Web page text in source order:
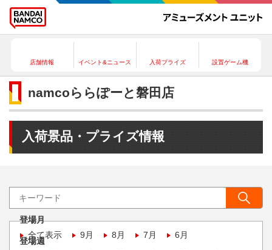
店舗情報 イベント&ニュース 入荷プライズ 設置ゲーム機
namcoららぽーと磐田店
入荷景品・プライズ情報
登場月
全て表示
9月 8月 7月 6月
登場週